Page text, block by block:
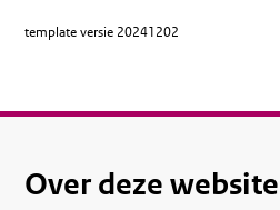
template versie 20241202
Over deze website